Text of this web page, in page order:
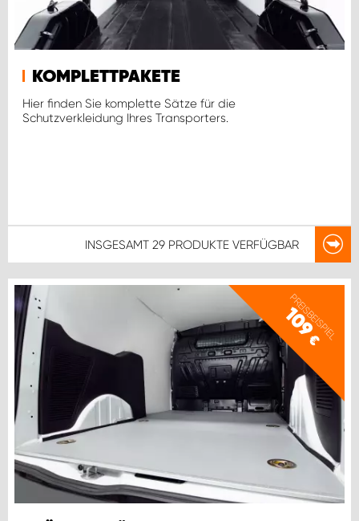
KOMPLETTPAKETE
Hier finden Sie komplette Sätze für die
Schutzverkleidung Ihres Transporters.
INSGESAMT 29 PRODUKTE VERFÜGBAR
PREISBEISPIEL
109
€